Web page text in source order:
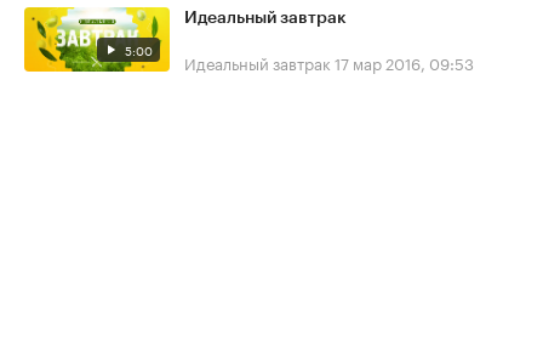
5:00
Идеальный завтрак
Идеальный завтрак 17 мар 2016, 09:53